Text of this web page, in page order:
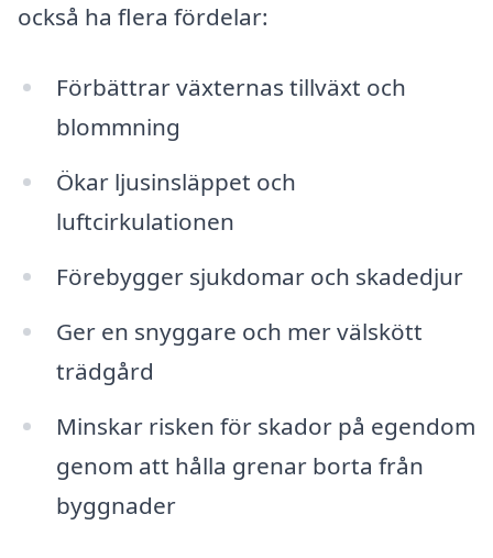
också ha flera fördelar:
Förbättrar växternas tillväxt och
blommning
Ökar ljusinsläppet och
luftcirkulationen
Förebygger sjukdomar och skadedjur
Ger en snyggare och mer välskött
trädgård
Minskar risken för skador på egendom
genom att hålla grenar borta från
byggnader